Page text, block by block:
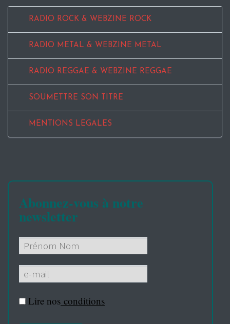
RADIO ROCK & WEBZINE ROCK
RADIO METAL & WEBZINE METAL
RADIO REGGAE & WEBZINE REGGAE
SOUMETTRE SON TITRE
MENTIONS LEGALES
Abonnez-vous à notre
newsletter
Lire nos conditions